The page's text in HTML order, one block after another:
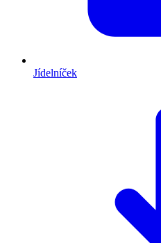
Jídelníček